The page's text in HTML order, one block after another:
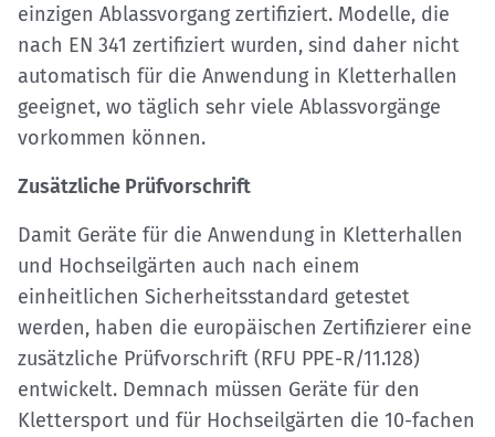
einzigen Ablassvorgang zertifiziert. Modelle, die
nach EN 341 zertifiziert wurden, sind daher nicht
automatisch für die Anwendung in Kletterhallen
geeignet, wo täglich sehr viele Ablassvorgänge
vorkommen können.
Zusätzliche Prüfvorschrift
Damit Geräte für die Anwendung in Kletterhallen
und Hochseilgärten auch nach einem
einheitlichen Sicherheitsstandard getestet
werden, haben die europäischen Zertifizierer eine
zusätzliche Prüfvorschrift (RFU PPE-R/11.128)
entwickelt. Demnach müssen Geräte für den
Klettersport und für Hochseilgärten die 10-fachen